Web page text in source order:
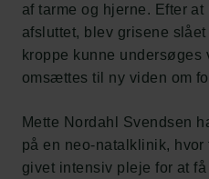
af tarme og hjerne. Efter
afsluttet, blev grisene
kroppe kunne undersøges
omsættes til ny viden om
Mette Nordahl Svendsen
på en neo-natalklinik,
givet intensiv pleje for at